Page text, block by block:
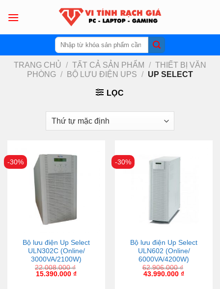
Tìm
kiếm:
TRANG CHỦ / TẤT CẢ SẢN PHẨM / THIẾT BỊ VĂN
PHÒNG / BỘ LƯU ĐIỆN UPS / UP SELECT
LỌC
-30%
Bộ lưu điện Up Select
ULN302C (Online/
3000VA/2100W)
22.008.000₫
15.390.000 ₫
-30%
Bộ lưu điện Up Select
ULN602 (Online/
6000VA/4200W)
62.906.000₫
43.990.000 ₫